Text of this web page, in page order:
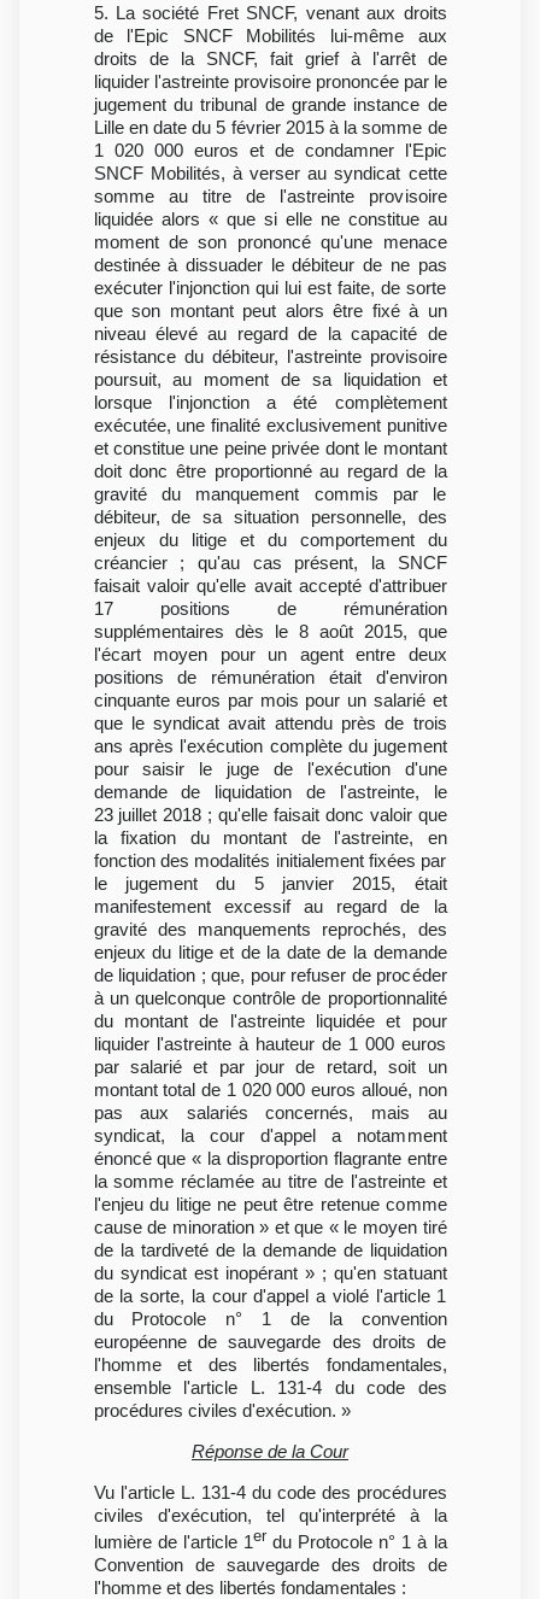
5. La société Fret SNCF, venant aux droits
de l'Epic SNCF Mobilités lui-même aux
droits de la SNCF, fait grief à l'arrêt de
liquider l'astreinte provisoire prononcée par le
jugement du tribunal de grande instance de
Lille en date du 5 février 2015 à la somme de
1 020 000 euros et de condamner l'Epic
SNCF Mobilités, à verser au syndicat cette
somme au titre de l'astreinte provisoire
liquidée alors « que si elle ne constitue au
moment de son prononcé qu'une menace
destinée à dissuader le débiteur de ne pas
exécuter l'injonction qui lui est faite, de sorte
que son montant peut alors être fixé à un
niveau élevé au regard de la capacité de
résistance du débiteur, l'astreinte provisoire
poursuit, au moment de sa liquidation et
lorsque l'injonction a été complètement
exécutée, une finalité exclusivement punitive
et constitue une peine privée dont le montant
doit donc être proportionné au regard de la
gravité du manquement commis par le
débiteur, de sa situation personnelle, des
enjeux du litige et du comportement du
créancier ; qu'au cas présent, la SNCF
faisait valoir qu'elle avait accepté d'attribuer
17 positions de rémunération
supplémentaires dès le 8 août 2015, que
l'écart moyen pour un agent entre deux
positions de rémunération était d'environ
cinquante euros par mois pour un salarié et
que le syndicat avait attendu près de trois
ans après l'exécution complète du jugement
pour saisir le juge de l'exécution d'une
demande de liquidation de l'astreinte, le
23 juillet 2018 ; qu'elle faisait donc valoir que
la fixation du montant de l'astreinte, en
fonction des modalités initialement fixées par
le jugement du 5 janvier 2015, était
manifestement excessif au regard de la
gravité des manquements reprochés, des
enjeux du litige et de la date de la demande
de liquidation ; que, pour refuser de procéder
à un quelconque contrôle de proportionnalité
du montant de l'astreinte liquidée et pour
liquider l'astreinte à hauteur de 1 000 euros
par salarié et par jour de retard, soit un
montant total de 1 020 000 euros alloué, non
pas aux salariés concernés, mais au
syndicat, la cour d'appel a notamment
énoncé que « la disproportion flagrante entre
la somme réclamée au titre de l'astreinte et
l'enjeu du litige ne peut être retenue comme
cause de minoration » et que « le moyen tiré
de la tardiveté de la demande de liquidation
du syndicat est inopérant » ; qu'en statuant
de la sorte, la cour d'appel a violé l'article 1
du Protocole n° 1 de la convention
européenne de sauvegarde des droits de
l'homme et des libertés fondamentales,
ensemble l'article L. 131-4 du code des
procédures civiles d'exécution. »
Réponse de la Cour
Vu l'article L. 131-4 du code des procédures
civiles d'exécution, tel qu'interprété à la
lumière de l'article 1er du Protocole n° 1 à la
Convention de sauvegarde des droits de
l'homme et des libertés fondamentales :